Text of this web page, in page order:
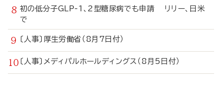
初の低分子GLP-1、2型糖尿病でも申請 リリー、日米
で
〔人事〕厚生労働省（8月7日付）
〔人事〕メディパルホールディングス（8月5日付）